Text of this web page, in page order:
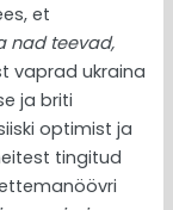
et
nad teevad,
vaprad ukraina
ja briti
optimist ja
tingitud